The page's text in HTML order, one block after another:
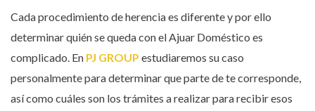
Cada procedimiento de herencia es diferente y por ello
determinar quién se queda con el Ajuar Doméstico es
complicado. En PJ GROUP estudiaremos su caso
personalmente para determinar que parte de te corresponde,
así como cuáles son los trámites a realizar para recibir esos